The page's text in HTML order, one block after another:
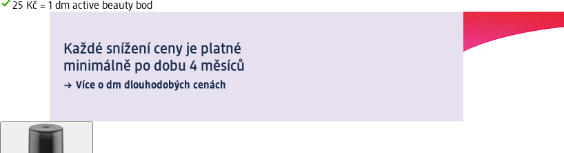
25 Kč = 1 dm active beauty bod
Každé snížení ceny je platné
minimálně po dobu 4 měsíců
Více o dm dlouhodobých cenách